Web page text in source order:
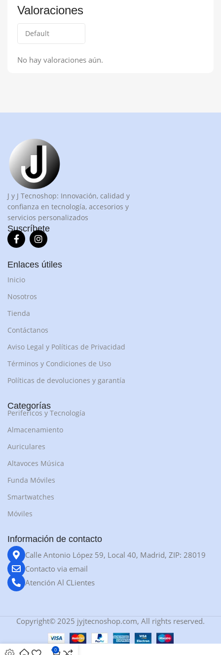
Valoraciones
No hay valoraciones aún.
J y J Tecnoshop: Innovación, calidad y
confianza en tecnología, accesorios y
servicios personalizados
Suscríbete
Enlaces útiles
Inicio
Nosotros
Tienda
Contáctanos
Aviso Legal y Políticas de Privacidad
Términos y Condiciones de Uso
Políticas de devoluciones y garantía
Categorías
Perifericos y Tecnología
Almacenamiento
Auriculares
Altavoces Música
Funda Móviles
Smartwatches
Móviles
Información de contacto
Calle Antonio López 59, Local 40, Madrid, ZIP: 28019
Contacto via email
Atención Al CLientes
Copyright© 2025 jyjtecnoshop.com, All rights reserved.
0